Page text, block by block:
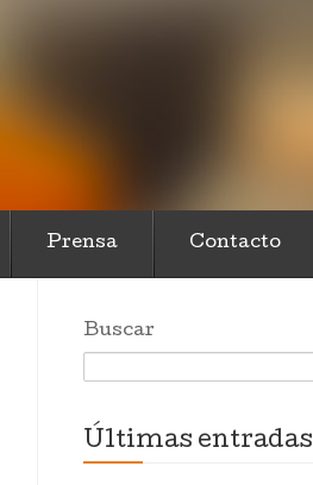
Prensa Contacto
Buscar
Últimas entradas